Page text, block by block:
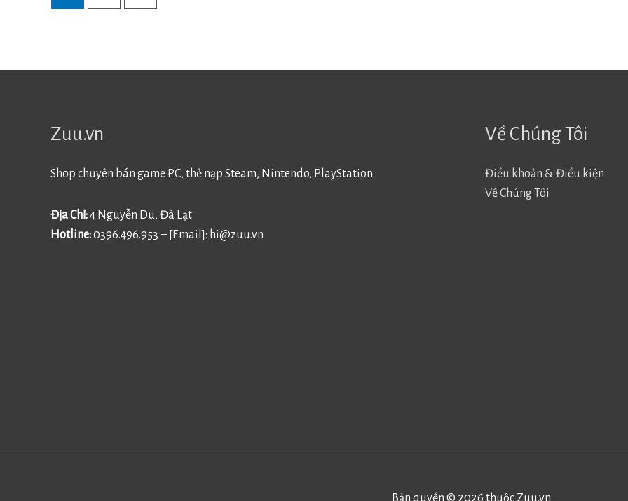
Zuu.vn
Shop chuyên bán game PC, thẻ nạp Steam, Nintendo, PlayStation.
Địa Chỉ:4 Nguyễn Du, Đà Lạt
Hotline:0396.496.953 – [Email]: hi@zuu.vn
Về Chúng Tôi
Điều khoản & Điều kiện
Về Chúng Tôi
Bản quyền © 2026 thuộc Zuu.vn